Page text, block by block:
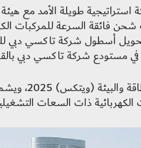
دبي عام 2025 في شراكة استراتيجية
على توزيع 208 محطات شحن فائقة
مستودع شركة تاكسي دبي
ذات السعات